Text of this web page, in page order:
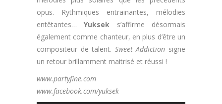
opus. Rythmiques entrainantes, mélodies
entêtantes…Yuksek s’affirme désormais
également comme chanteur, en plus d’être un
compositeur de talent. Sweet Addiction signe
un retour brillamment maitrisé et réussi !
www.partyfine.com
www.facebook.com/yuksek